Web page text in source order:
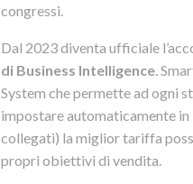
congressi.
Dal 2023 diventa ufficiale
di Business Intelligence .
System che permette ad ogni
impostare automaticamente
collegati) la miglior tariffa
propri obiettivi di vendita.